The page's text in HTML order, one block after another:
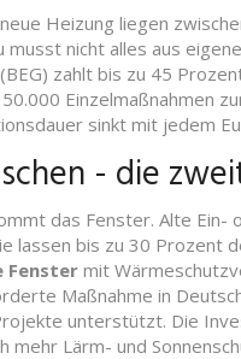
Heizung liegen
musst nicht alles aus
zahlt bis zu 45
Einzelmaßnahmen
sinkt mit jedem
- die
das Fenster. Alte
lassen bis zu 30 Prozent
Fenster mit
Maßnahme in
unterstützt. Die
mehr Lärm- und